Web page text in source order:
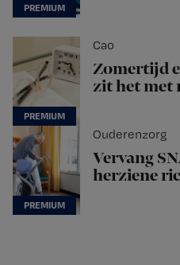
Cao
Zomertijd
zit het met
Ouderenzorg
Vervang
herziene